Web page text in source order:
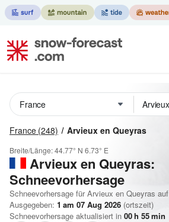
France (248) Arvieux en Queyras
Breite/Länge:44.77° N 6.73° E
Arvieux en Queyras:
Schneevorhersage
Schneevorhersage für Arvieux en Queyras auf
Ausgegeben: 1 am 07 Aug 2026 (ortszeit)
Schneevorhersage aktualisiert in 00h 55min